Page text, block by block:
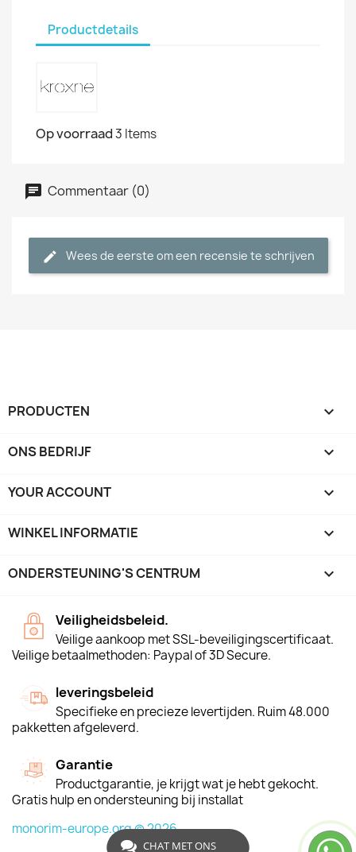
Productdetails
Op voorraad3 Items
Commentaar (0)
Wees de eerste om een recensie te schrijven
PRODUCTEN 
ONS BEDRIJF 
YOUR ACCOUNT 
WINKEL INFORMATIE keyboard_arrow_down
ONDERSTEUNING'S CENTRUM 
Veiligheidsbeleid.
Veilige aankoop met SSL-beveiligingscertificaat.
Veilige betaalmethoden: Paypal of 3D Secure.
leveringsbeleid
Specifieke en precieze levertijden. Ruim 48.000
pakketten afgeleverd.
Garantie
Productgarantie, je krijgt wat je hebt gekocht.
Gratis hulp en ondersteuning bij installat
monorim-europe.org © 2026
CHAT MET ONS